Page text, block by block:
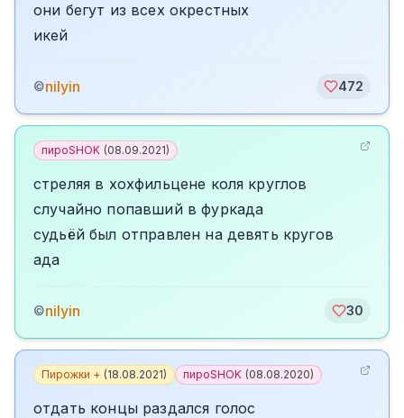
они бегут из всех окрестных
икей
©nilyin 472
пироSHOK (08.09.2021)
стреляя в хохфильцене коля круглов
случайно попавший в фуркада
судьёй был отправлен на девять кругов
ада
©nilyin 30
Пирожки + (18.08.2021) пироSHOK (08.08.2020)
отдать концы раздался голос